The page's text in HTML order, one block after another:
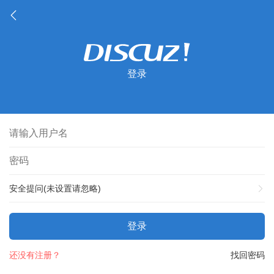
登录
安全提问(未设置请忽略)
登录
找回密码
还没有注册？